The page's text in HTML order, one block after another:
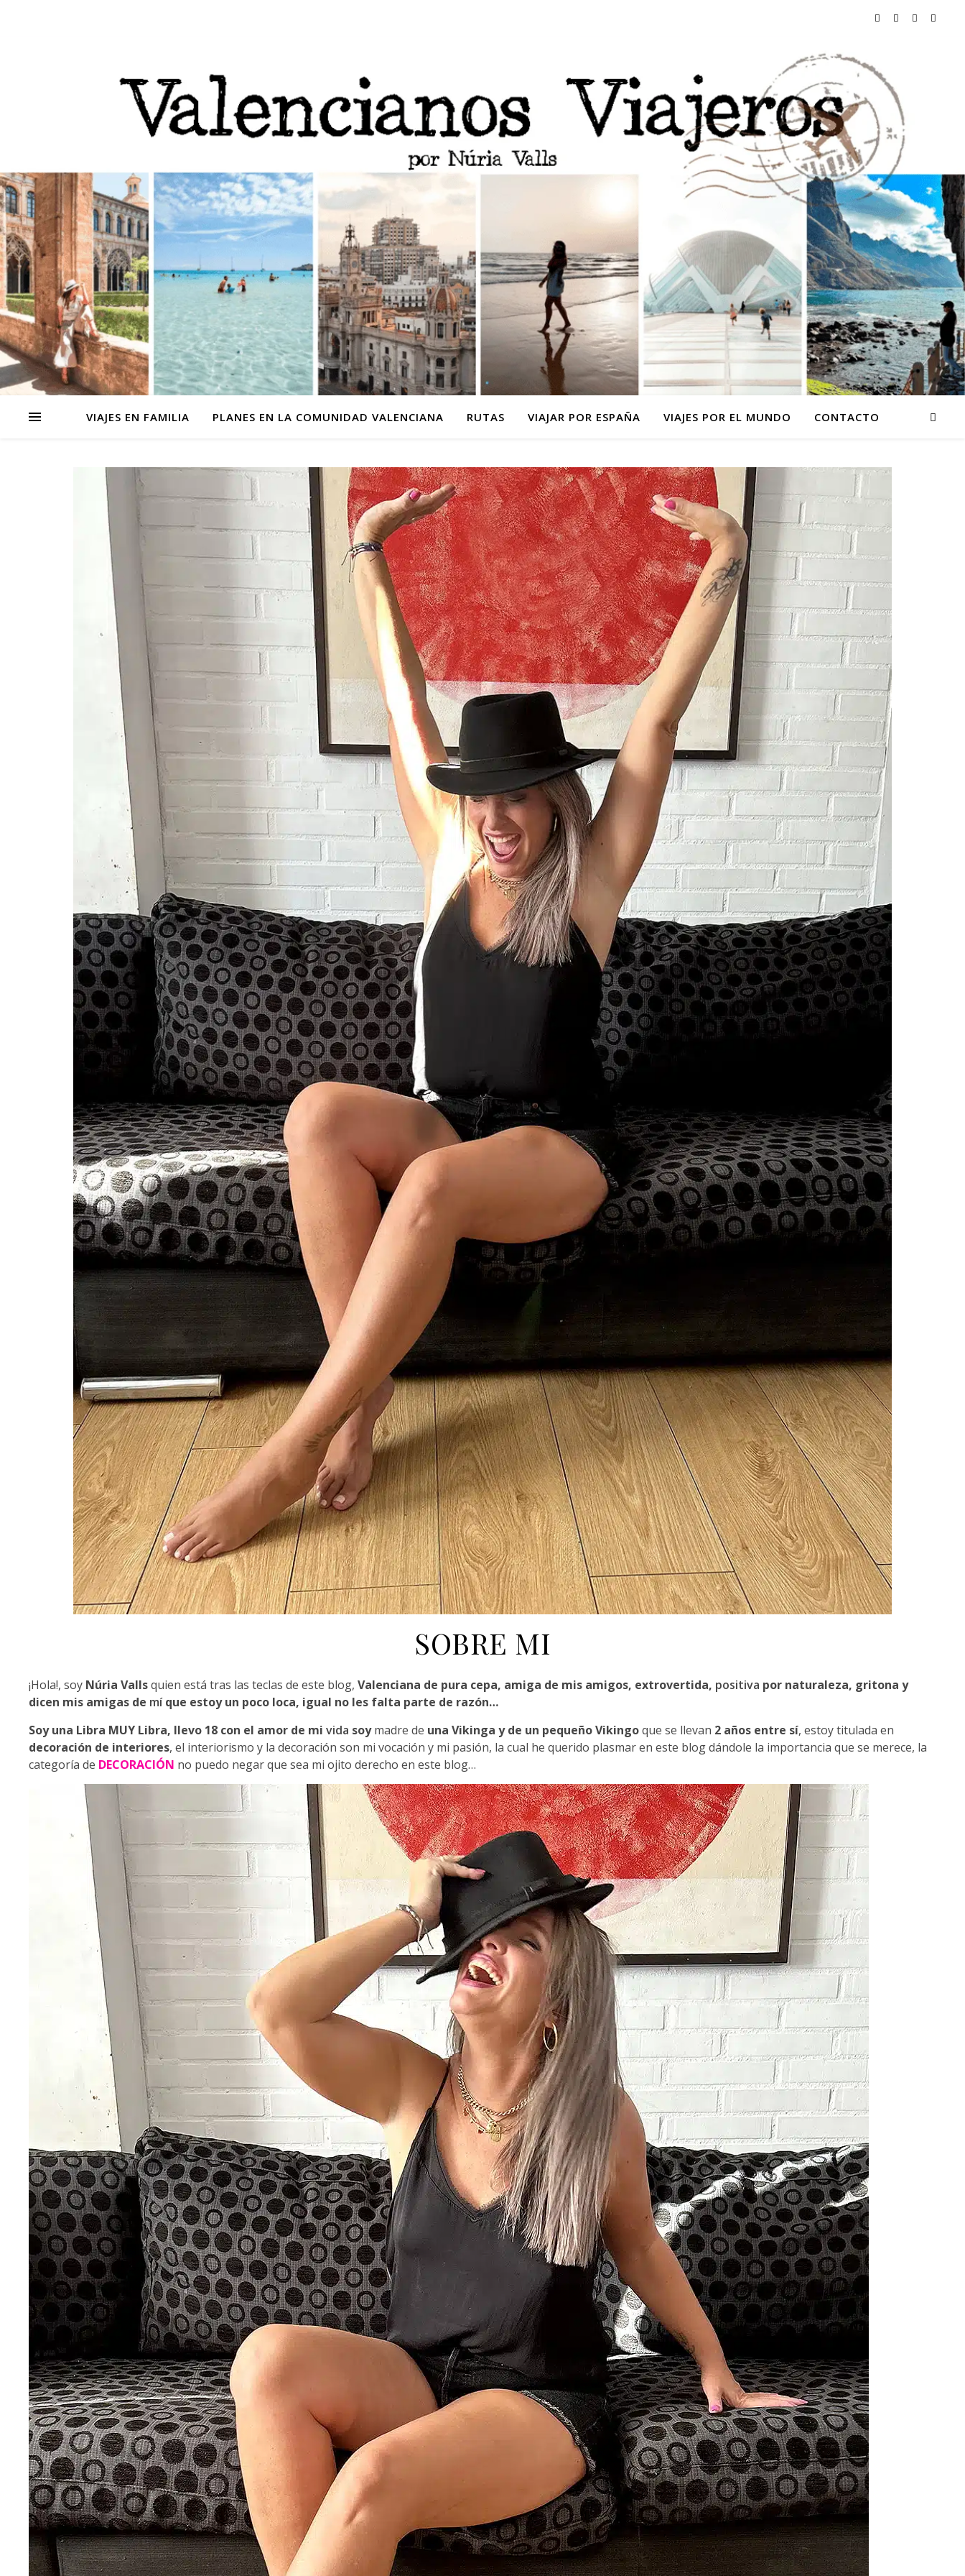
VIAJES EN FAMILIA PLANES EN LA COMUNIDAD VALENCIANA RUTAS VIAJAR POR ESPAÑA VIAJES POR EL MUNDO CONTACTO
SOBRE MI
¡Hola!, soy Núria Vallsquien está tras las teclas de este blog, Valenciana de pura cepa, amiga de mis amigos, extrovertida, positiva por naturaleza, gritona y
dicen mis amigas de míque estoy un poco loca, igual no les falta parte de razón…
Soy una Libra MUY Libra, llevo 18 con el amor de mi vida soy madre de una Vikinga y de un pequeño Vikingoque se llevan 2 años entre sí, estoy titulada en
decoración de interiores, el interiorismo y la decoración son mi vocación y mi pasión, la cual he querido plasmar en este blog dándole la importancia que se merece, la
categoría de DECORACIÓN no puedo negar que sea mi ojito derecho en este blog…